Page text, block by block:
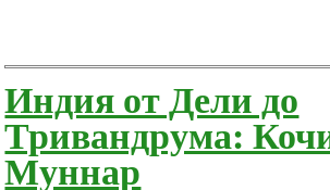
Индия от Дели до
Тривандрума:
Муннар